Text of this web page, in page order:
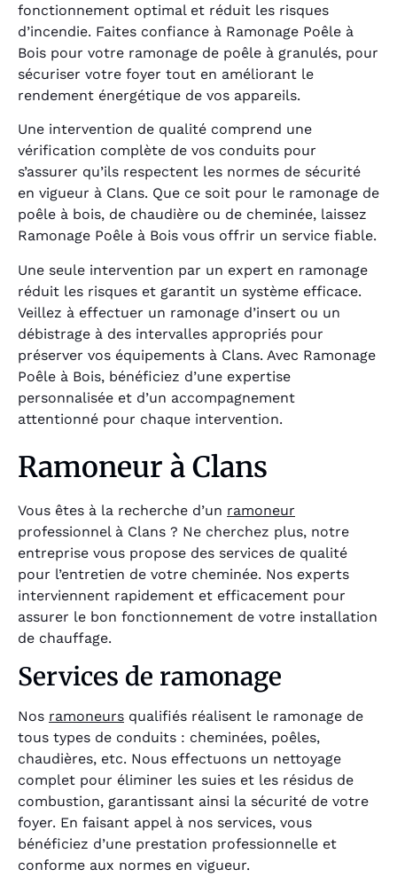
fonctionnement optimal et réduit les risques
d’incendie. Faites confiance à Ramonage Poêle à
Bois pour votre ramonage de poêle à granulés, pour
sécuriser votre foyer tout en améliorant le
rendement énergétique de vos appareils.
Une intervention de qualité comprend une
vérification complète de vos conduits pour
s’assurer qu’ils respectent les normes de sécurité
en vigueur à Clans. Que ce soit pour le ramonage de
poêle à bois, de chaudière ou de cheminée, laissez
Ramonage Poêle à Bois vous offrir un service fiable.
Une seule intervention par un expert en ramonage
réduit les risques et garantit un système efficace.
Veillez à effectuer un ramonage d’insert ou un
débistrage à des intervalles appropriés pour
préserver vos équipements à Clans. Avec Ramonage
Poêle à Bois, bénéficiez d’une expertise
personnalisée et d’un accompagnement
attentionné pour chaque intervention.
Ramoneur à Clans
Vous êtes à la recherche d’un ramoneur
professionnel à Clans ? Ne cherchez plus, notre
entreprise vous propose des services de qualité
pour l’entretien de votre cheminée. Nos experts
interviennent rapidement et efficacement pour
assurer le bon fonctionnement de votre installation
de chauffage.
Services de ramonage
Nos ramoneurs qualifiés réalisent le ramonage de
tous types de conduits : cheminées, poêles,
chaudières, etc. Nous effectuons un nettoyage
complet pour éliminer les suies et les résidus de
combustion, garantissant ainsi la sécurité de votre
foyer. En faisant appel à nos services, vous
bénéficiez d’une prestation professionnelle et
conforme aux normes en vigueur.